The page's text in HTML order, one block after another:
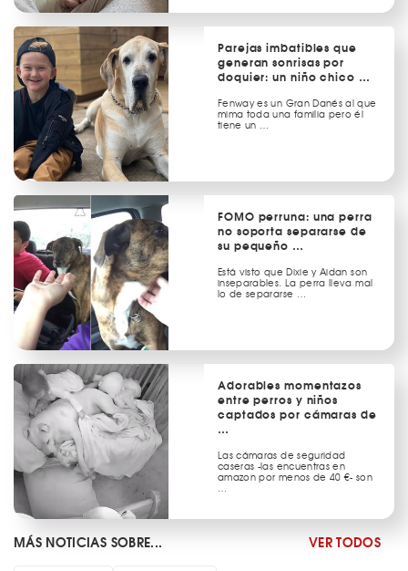
Parejas imbatibles que
generan sonrisas por
doquier: un niño chico …
Fenway es un Gran Danés al que
mima toda una familia pero él
tiene un …
FOMO perruna: una perra
no soporta separarse de
su pequeño …
Está visto que Dixie y Aidan son
inseparables. La perra lleva mal
lo de separarse …
Adorables momentazos
entre perros y niños
captados por cámaras de
…
Las cámaras de seguridad
caseras -las encuentras en
amazon por menos de 40 €- son
…
MÁS NOTICIAS SOBRE... VER TODOS